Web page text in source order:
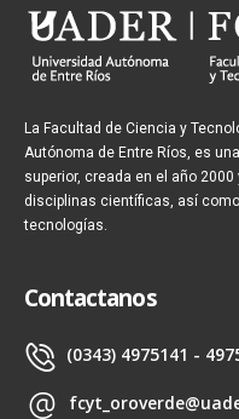
La Facultad de Ciencia y
Autónoma de Entre Ríos, es
superior, creada en el año
disciplinas científicas, así
tecnologías.
Contactanos
(0343) 4975141 -